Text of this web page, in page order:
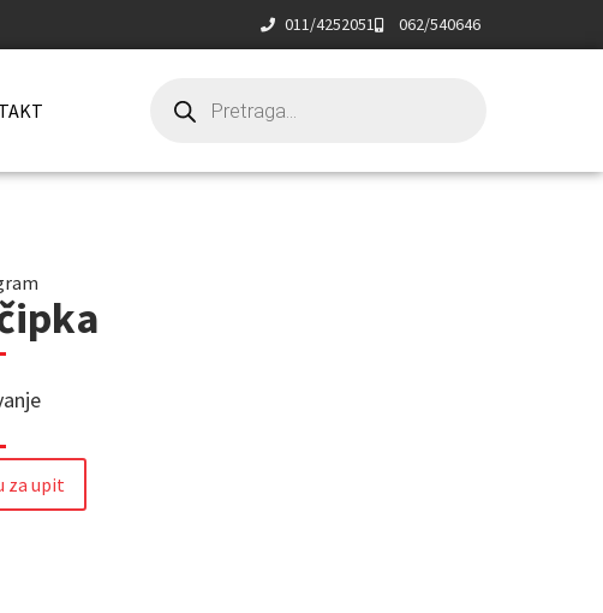
011/4252051 062/540646
za upit